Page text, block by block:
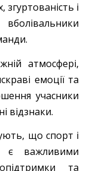
і
атмосфері,
емоції та
учасники
відзнаки.
що спорт і
є важливими
та